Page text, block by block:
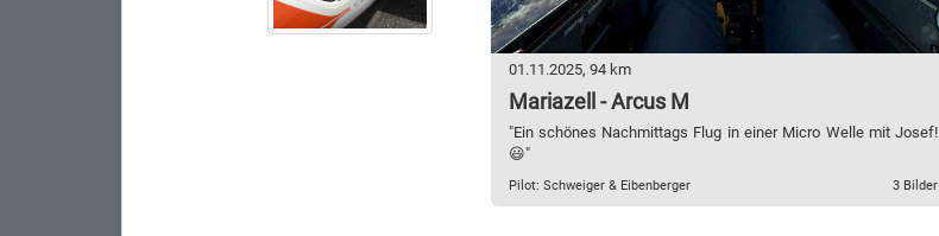
01.11.2025, 94 km
Mariazell - Arcus M
"Ein schönes Nachmittags Flug in einer Micro Welle mit Josef!
😃"
Pilot: Schweiger & Eibenberger 3 Bilder